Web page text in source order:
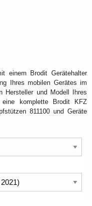
einem Brodit Gerätehalter
Ihres mobilen Gerätes im
Hersteller und Modell Ihres
komplette Brodit KFZ
811100 und Geräte